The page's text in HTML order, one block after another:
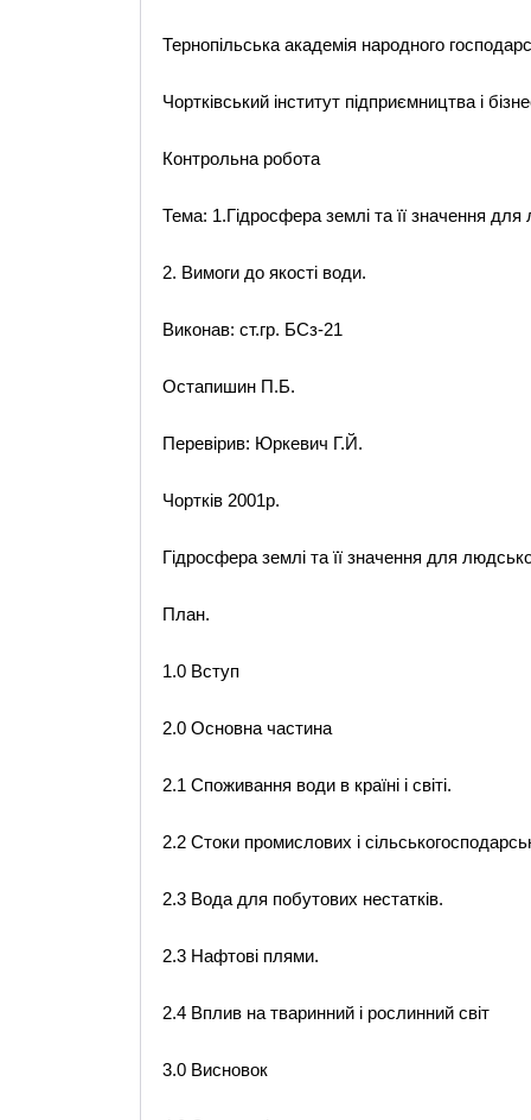
Тернопільська академія народного
Чортківський інститут підприємництва і
Контрольна робота
Тема: 1.Гідросфера землі та її значення для
2. Вимоги до якості води.
Виконав: ст.гр. БСз-21
Остапишин П.Б.
Перевірив: Юркевич Г.Й.
Чортків 2001р.
Гідросфера землі та її значення для
План.
1.0 Вступ
2.0 Основна частина
2.1 Споживання води в країні і світі.
2.2 Стоки промислових і
2.3 Вода для побутових нестатків.
2.3 Нафтові плями.
2.4 Вплив на тваринний і рослинний світ
3.0 Висновок